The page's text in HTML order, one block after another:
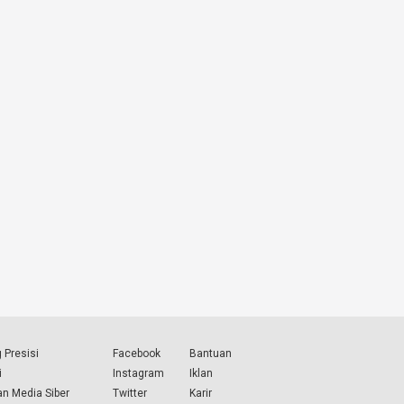
Presisi
Media Siber
Facebook
Instagram
Twitter
Bantuan
Iklan
Karir